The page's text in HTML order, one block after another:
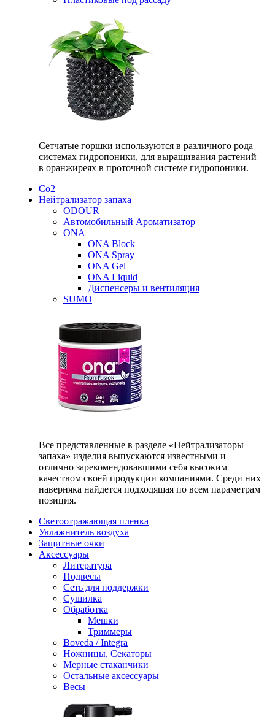
Сетчатые горшки используются в различного рода
системах гидропоники, для выращивания растений
в оранжиреях в проточной системе гидропоники.
Со2
Нейтрализатор запаха
ODOUR
Автомобильный Ароматизатор
ONA
ONA Block
ONA Spray
ONA Gel
ONA Liquid
Диспенсеры и вентиляция
SUMO
Все представленные в разделе «Нейтрализаторы
запаха» изделия выпускаются известными и
отлично зарекомендовавшими себя высоким
качеством своей продукции компаниями. Среди них
наверняка найдется подходящая по всем параметрам
позиция.
Светоотражающая пленка
Увлажнитель воздуха
Защитные очки
Аксессуары
Литература
Подвесы
Сеть для поддержки
Сушилка
Обработка
Мешки
Триммеры
Boveda / Integra
Ножницы, Секаторы
Мерные стаканчики
Остальные аксессуары
Весы